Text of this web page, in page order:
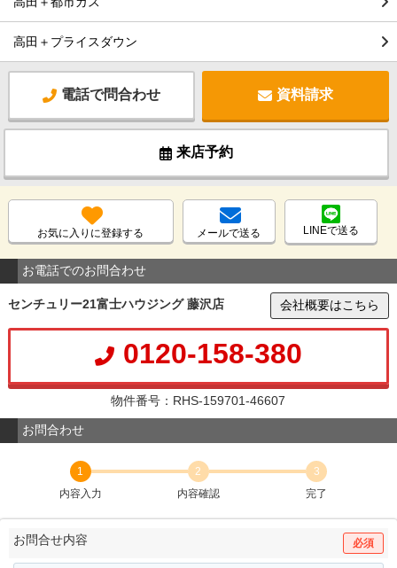
高田＋プライスダウン
電話で問合わせ 資料請求
来店予約
お気に入りに登録する メールで送る LINEで送る
お電話でのお問合わせ
センチュリー21富士ハウジング 藤沢店 会社概要はこちら
0120-158-380
物件番号：RHS-159701-46607
お問合わせ
1
内容入力
2
内容確認
3
完了
お問合せ内容 必須